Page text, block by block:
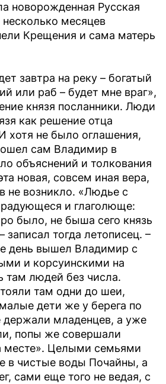
новорожденная Русская
месяцев
Крещения и сама матерь
завтра на реку – богатый
или раб – будет мне враг»,
князя посланники. Люди
как решение отца
хотя не было оглашения,
сам Владимир в
объяснений и толкования
новая, совсем иная вера,
не возникло. «Людье с
и глаголюще:
было, не быша сего князь
записал тогда летописец. –
день вышел Владимир с
и корсуинскими на
там людей без числа.
там одни до шеи,
дети же у берега по
держали младенцев, а уже
попы же совершали
месте». Целыми семьями
в чистые воды Почайны, а
сами еще того не ведая, с